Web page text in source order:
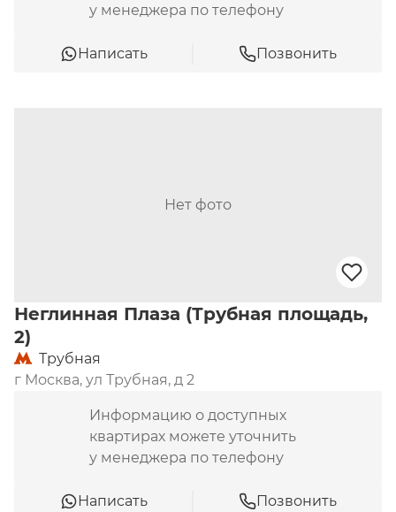
у менеджера по телефону
Написать Позвонить
Нет фото
Неглинная Плаза (Трубная площадь,
2)
Трубная
г Москва, ул Трубная, д 2
Информацию о доступных
квартирах можете уточнить
у менеджера по телефону
Написать Позвонить